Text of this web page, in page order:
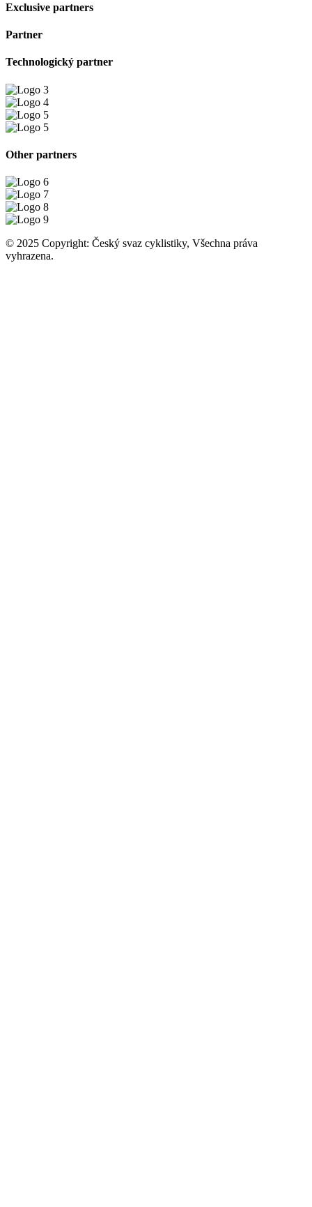
Exclusive partners
Partner
Technologický partner
Other partners
© 2025 Copyright: Český svaz cyklistiky, Všechna práva
vyhrazena.